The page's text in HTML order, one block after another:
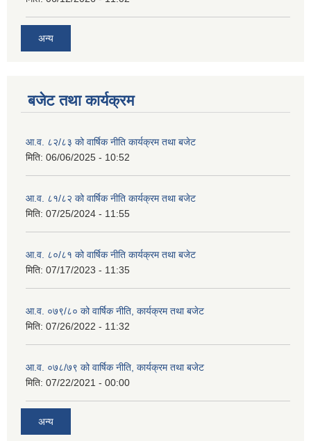
अन्य
बजेट तथा कार्यक्रम
आ.व. ८२/८३ को वार्षिक नीति कार्यक्रम तथा बजेट
मिति: 06/06/2025 - 10:52
आ.व. ८१/८२ को वार्षिक नीति कार्यक्रम तथा बजेट
मिति: 07/25/2024 - 11:55
आ.व. ८०/८१ को वार्षिक नीति कार्यक्रम तथा बजेट
मिति: 07/17/2023 - 11:35
आ.व. ०७९/८० को वार्षिक नीति, कार्यक्रम तथा बजेट
मिति: 07/26/2022 - 11:32
आ.व. ०७८/७९ को वार्षिक नीति, कार्यक्रम तथा बजेट
मिति: 07/22/2021 - 00:00
अन्य